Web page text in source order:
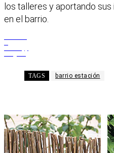
los talleres y aportando
en el barrio.
TAGS barrio estación